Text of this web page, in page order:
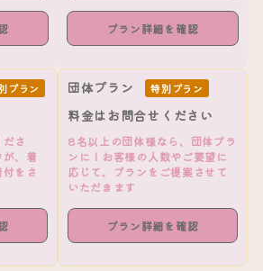
プラン詳細を確認
プラン
さ
が、着
をさ
団体プラン 特別プラン
料金はお問合せください
8名以上の団体様なら、団体プラ
ンに！お客様の人数やご要望に
応じて、プランをご提案させて
いただきます
プラン詳細を確認